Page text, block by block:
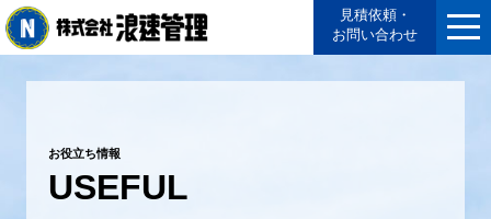
見積依頼・
お問い合わせ
お役立ち情報
USEFUL